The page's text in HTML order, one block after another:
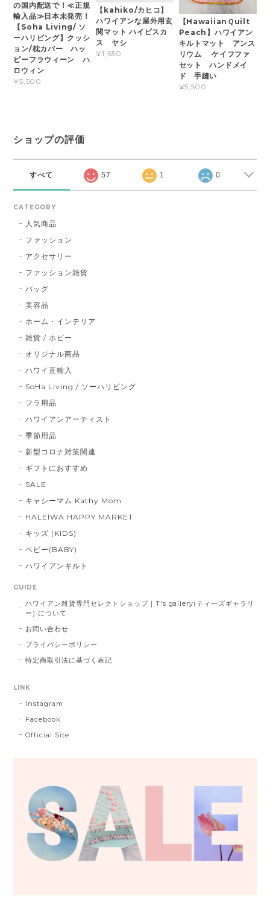
の国内配送で！≪正規
輸入品≫日本未発売！
【Soha Living/ ソ
ーハリビング】クッシ
ョン/枕カバー ハッ
ピーフラウィーン ハ
ロウィン
¥5,500
【kahiko/カヒコ】
ハワイアンな屋外用玄
関マット ハイビスカ
ス ヤシ
¥1,650
【HawaiianＱuilt
Peach】ハワイアン
キルトマット アンス
リウム ケイフファ
セット ハンドメイ
ド 手縫い
¥5,500
ショップの評価
すべて 57 1 0
CATEGORY
人気商品
ファッション
アクセサリー
ファッション雑貨
バッグ
美容品
ホーム・インテリア
雑貨 / ホビー
オリジナル商品
ハワイ直輸入
SoHa Living / ソーハリビング
フラ用品
ハワイアンアーティスト
季節用品
新型コロナ対策関連
ギフトにおすすめ
SALE
キャシーマム Kathy Mom
HALEIWA HAPPY MARKET
キッズ (KIDS)
ベビー(BABY)
ハワイアンキルト
GUIDE
ハワイアン雑貨専門セレクトショップ｜T's gallery(ティ―ズギャラリ
ー) について
お問い合わせ
プライバシーポリシー
特定商取引法に基づく表記
LINK
Instagram
Facebook
Official Site